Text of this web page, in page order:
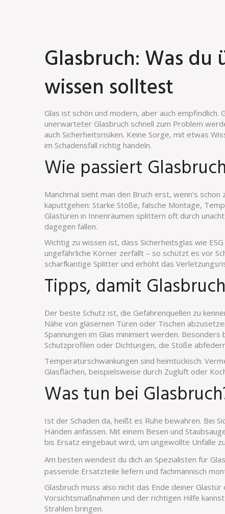
Glasbruch: Was du
wissen solltest
Glas ist schön und modern, aber auch
unerwarteter Glasbruch schnell zum Problem
auch Sicherheitsrisiken. Keine Sorge, mit etwas
im Schadensfall richtig handeln.
Wie passiert
Manchmal sieht man den Bruch erst, wenn’s
kaputtgehen: Starke Stöße, falsche Montage,
Glastüren in Innenräumen splittern oft durch
dagegen fallen.
Wichtig zu wissen ist, dass Sicherheitsglas wie
ungefährliche Körner zerfällt – so schützt es vor
scharfkantige Splitter und erhöht das
Tipps, damit
Der beste Schutz ist, die Gefahrenquellen zu
Nähe von gläsernen Türen oder Tischen
Spannungen im Glas minimiert werden.
Schutzprofilen oder Dichtungen, die Stöße
Temperaturschwankungen sind heimtückisch:
Glasflächen, beispielsweise durch Zugluft oder
Was tun bei
Ist der Schaden da, heißt es Ruhe bewahren. Bei
Händen anfassen. Mit einem Besen und
bis Ersatz eingebaut wird, um ungewollte Unfälle
Am besten wendest du dich an Spezialisten für
passende Ersatzteile liefern und fachmännisch
Glasbruch muss also nicht das Ende deiner
Vorsichtsmaßnahmen und der richtigen Hilfe
Strahlen bringen.